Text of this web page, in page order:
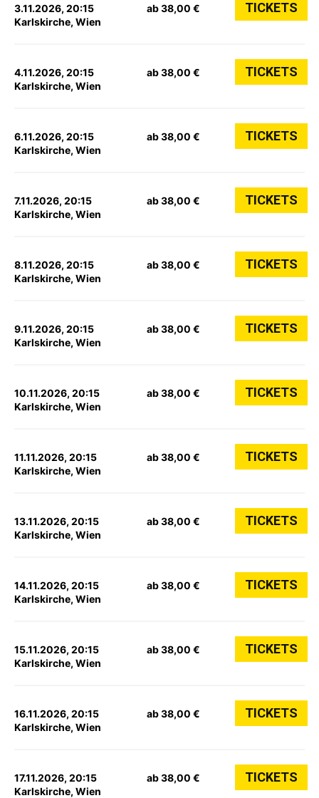
3.11.2026, 20:15
Karlskirche, Wien
ab 38,00 € TICKETS
4.11.2026, 20:15
Karlskirche, Wien
ab 38,00 € TICKETS
6.11.2026, 20:15
Karlskirche, Wien
ab 38,00 € TICKETS
7.11.2026, 20:15
Karlskirche, Wien
ab 38,00 € TICKETS
8.11.2026, 20:15
Karlskirche, Wien
ab 38,00 € TICKETS
9.11.2026, 20:15
Karlskirche, Wien
ab 38,00 € TICKETS
10.11.2026, 20:15
Karlskirche, Wien
ab 38,00 € TICKETS
11.11.2026, 20:15
Karlskirche, Wien
ab 38,00 € TICKETS
13.11.2026, 20:15
Karlskirche, Wien
ab 38,00 € TICKETS
14.11.2026, 20:15
Karlskirche, Wien
ab 38,00 € TICKETS
15.11.2026, 20:15
Karlskirche, Wien
ab 38,00 € TICKETS
16.11.2026, 20:15
Karlskirche, Wien
ab 38,00 € TICKETS
17.11.2026, 20:15
Karlskirche, Wien
ab 38,00 € TICKETS